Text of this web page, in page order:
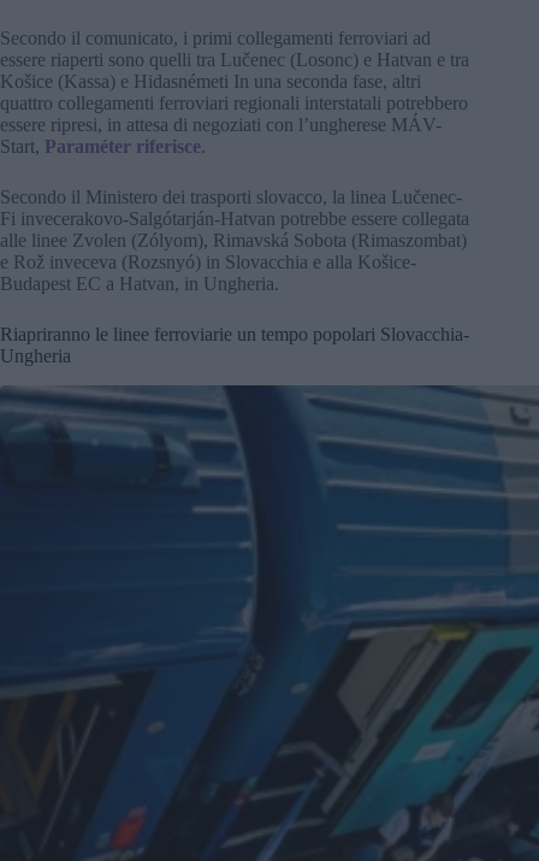
Secondo il comunicato, i primi collegamenti ferroviari ad
essere riaperti sono quelli tra Lučenec (Losonc) e Hatvan e tra
Košice (Kassa) e Hidasnémeti In una seconda fase, altri
quattro collegamenti ferroviari regionali interstatali potrebbero
essere ripresi, in attesa di negoziati con l’ungherese MÁV-
Start, Paraméter riferisce.
Secondo il Ministero dei trasporti slovacco, la linea Lučenec-
Fi invecerakovo-Salgótarján-Hatvan potrebbe essere collegata
alle linee Zvolen (Zólyom), Rimavská Sobota (Rimaszombat)
e Rož inveceva (Rozsnyó) in Slovacchia e alla Košice-
Budapest EC a Hatvan, in Ungheria.
Riapriranno le linee ferroviarie un tempo popolari Slovacchia-
Ungheria